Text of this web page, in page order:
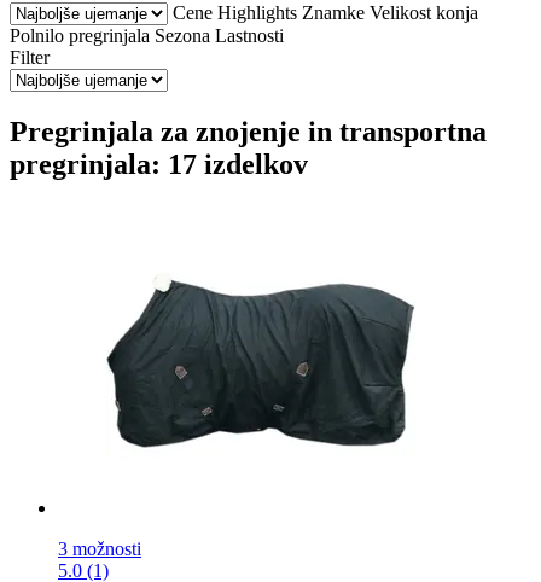
Cene Highlights Znamke Velikost konja
Polnilo pregrinjala Sezona Lastnosti
Filter
Pregrinjala za znojenje in transportna
pregrinjala: 17 izdelkov
3 možnosti
5.0 (1)